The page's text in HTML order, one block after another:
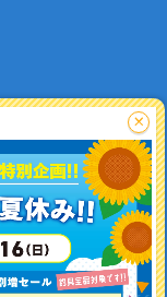
釣り情報を
×